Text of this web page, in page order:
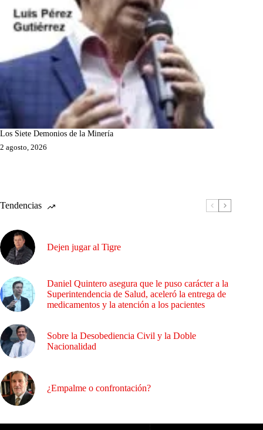
Los Siete Demonios de la Minería
2 agosto, 2026
Tendencias
Dejen jugar al Tigre
Daniel Quintero asegura que le puso carácter a la
Superintendencia de Salud, aceleró la entrega de
medicamentos y la atención a los pacientes
Sobre la Desobediencia Civil y la Doble
Nacionalidad
¿Empalme o confrontación?